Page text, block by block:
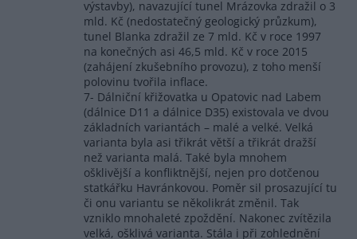
výstavby), navazující tunel Mrázovka zdražil o 3
mld. Kč (nedostatečný geologický průzkum),
tunel Blanka zdražil ze 7 mld. Kč v roce 1997
na konečných asi 46,5 mld. Kč v roce 2015
(zahájení zkušebního provozu), z toho menší
polovinu tvořila inflace.
7- Dálniční křižovatka u Opatovic nad Labem
(dálnice D11 a dálnice D35) existovala ve dvou
základních variantách – malé a velké. Velká
varianta byla asi třikrát větší a třikrát dražší
než varianta malá. Také byla mnohem
ošklivější a konfliktnější, nejen pro dotčenou
statkářku Havránkovou. Poměr sil prosazující tu
či onu variantu se několikrát změnil. Tak
vzniklo mnohaleté zpoždění. Nakonec zvítězila
velká, ošklivá varianta. Stála i při zohlednění